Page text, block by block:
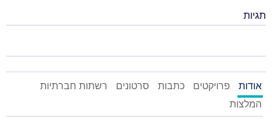
תגיות
אודות פרויקטים כתבות סרטונים
רשתות חברתיות
המלצות